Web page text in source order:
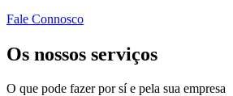
Fale Connosco
Os nossos serviços
O que pode fazer por sí e pela sua empresa